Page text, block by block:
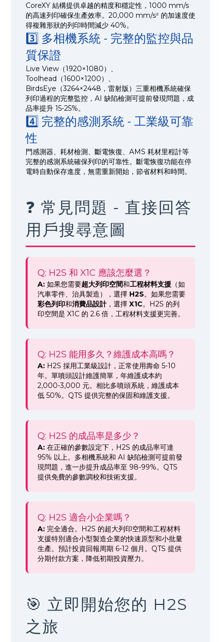
CoreXY 結構提供卓越的精度和穩定性，1000 mm/s
的高速列印確保生產效率。20,000 mm/s² 的加速度使
得複雜形狀的列印時間減少 40%。
3️⃣ 多相機系統 - 完整的監控與品
質保證
Live View（1920×1080）、
Toolhead（1600×1200）、
BirdsEye（3264×2448，雷射版）三重相機系統確保
列印過程的完整監控，AI 缺陷檢測可提前發現問題，成
品率提升 15-25%。
4️⃣ 完整的感測系統 - 工業級可靠
性
門感測器、耗材檢測、斷電恢復、AMS 耗材里程計等
完整的感測系統確保列印的可靠性。斷電恢復功能在停
電時自動保存進度，無需重新開始，節省材料和時間。
❓ 常見問題 - 直接回答
用戶搜尋意圖
Q: H2S 和 X1C 應該怎麼選？
A: 如果您需要超大列印空間和工程材料支援 （如
汽車零件、治具製造），選擇 H2S。如果您需要
彩色列印和消費品設計，選擇 X1C。H2S 的列
印空間是 X1C 的 2.6 倍，工程材料支援更完善。
Q: H2S 能用多久？維護成本高嗎？
A: H2S 採用工業級設計，正常使用壽命 5-10
年。單噴頭設計維護簡單，年維護成本約
2,000-3,000 元。相比多噴頭系統，維護成本
低 50%。QTS 提供完整的保固和維護支援。
Q: H2S 的成品率是多少？
A: 在正確的參數設定下，H2S 的成品率可達
95% 以上。多相機系統和 AI 缺陷檢測可提前發
現問題，進一步提升成品率至 98-99%。QTS
提供免費的參數調校和技術支援。
Q: H2S 適合小企業嗎？
A: 完全適合。H2S 的超大列印空間和工程材料
支援特別適合小型製造企業的快速原型和小批量
生產。預計投資回報周期 6-12 個月。QTS 提供
分期付款方案，降低初期投資壓力。
🎯 立即開始您的 H2S
之旅